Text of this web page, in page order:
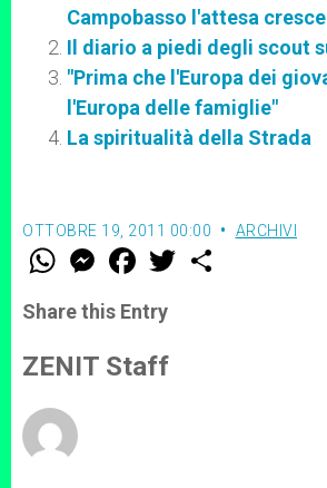
Campobasso l'attesa cresce
Il diario a piedi degli scout
"Prima che l'Europa dei
l'Europa delle famiglie"
La spiritualità della Strada
OTTOBRE 19, 2011 00:00 ARCHIVI
W
t
s
p
p
M
e
s
e
g
e
F
a
e
b
o
k
w
Share this Entry
ZENIT Staff